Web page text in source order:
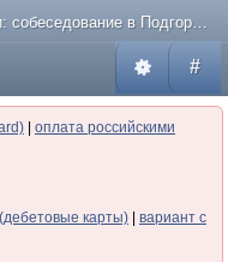
Виза в США для резидентов Черногории: собеседование в Подгорице
#
оплата российскими
карты)
вариант с